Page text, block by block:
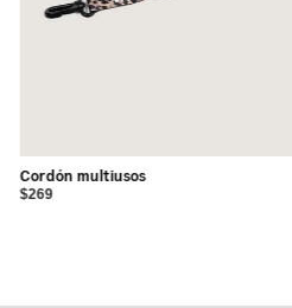
Cordón multiusos
$269